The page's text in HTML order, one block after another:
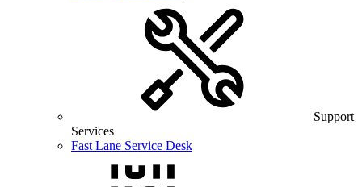
Support
Services
Fast Lane Service Desk